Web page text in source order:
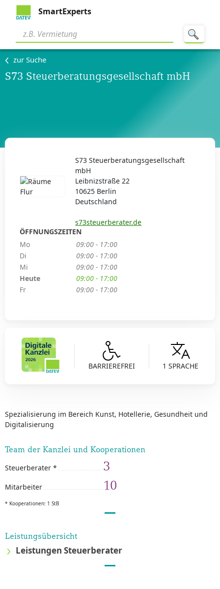
SmartExperts
zur Suche
S73 Steuerberatungsgesellschaft mbH
BARRIEREFREI 1 SPRACHE
Spezialisierung im Bereich Kunst, Hotellerie, Gesundheit und
Digitalisierung
Team der Kanzlei und Kooperationen
Steuerberater * 3
Mitarbeiter 10
* Kooperationen: 1 StB
Leistungsübersicht
Leistungen Steuerberater
S73 Steuerberatungsgesellschaft
mbH
Leibnizstraße 22
10625 Berlin
Deutschland
s73steuerberater.de
ÖFFNUNGSZEITEN
Mo
09:00 - 17:00
Di
09:00 - 17:00
Mi
09:00 - 17:00
Heute
09:00 - 17:00
Fr
09:00 - 17:00